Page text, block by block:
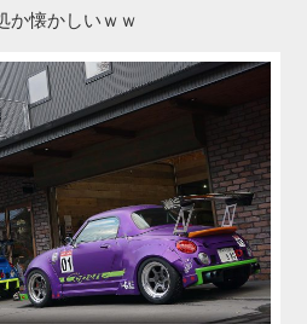
懐かしいｗｗ